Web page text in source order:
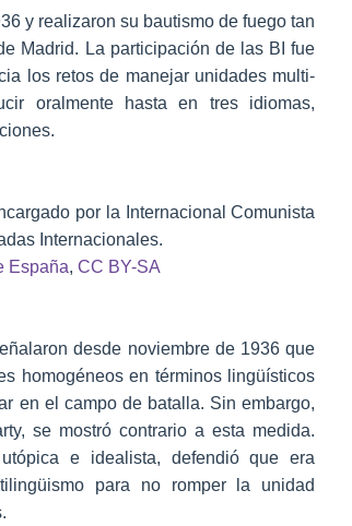
y realizaron su bautismo de fuego tan
Madrid. La participación de las BI fue
los retos de manejar unidades multi-
oralmente hasta en tres idiomas,
por la Internacional Comunista
Internacionales.
España, CC BY-SA
desde noviembre de 1936 que
homogéneos en términos lingüísticos
en el campo de batalla. Sin embargo,
se mostró contrario a esta medida.
e idealista, defendió que era
para no romper la unidad